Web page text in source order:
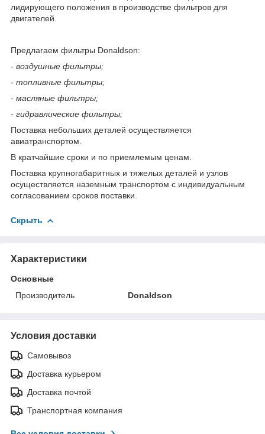
лидирующего положения в производстве фильтров для
двигателей.
Предлагаем фильтры Donaldson:
- воздушные фильтры;
- топливные фильтры;
- масляные фильтры;
- гидравлические фильтры;
Поставка небольших деталей осуществляется
авиатранспортом.
В кратчайшие сроки и по приемлемым ценам.
Поставка крупногабаритных и тяжелых деталей и узлов
осуществляется наземным транспортом с индивидуальным
согласованием сроков поставки.
Скрыть
Характеристики
Основные
Производитель
Donaldson
Условия доставки
Самовывоз
Доставка курьером
Доставка почтой
Транспортная компания